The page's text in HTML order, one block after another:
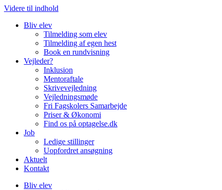
Videre til indhold
Bliv elev
Tilmelding som elev
Tilmelding af egen hest
Book en rundvisning
Vejleder?
Inklusion
Mentoraftale
Skrivevejledning
Vejledningsmøde
Fri Fagskolers Samarbejde
Priser & Økonomi
Find os på optagelse.dk
Job
Ledige stillinger
Uopfordret ansøgning
Aktuelt
Kontakt
Bliv elev